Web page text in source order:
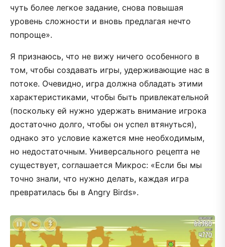
чуть более легкое задание, снова повышая
уровень сложности и вновь предлагая нечто
попроще».
Я признаюсь, что не вижу ничего особенного в
том, чтобы создавать игры, удерживающие нас в
потоке. Очевидно, игра должна обладать этими
характеристиками, чтобы быть привлекательной
(поскольку ей нужно удержать внимание игрока
достаточно долго, чтобы он успел втянуться),
однако это условие кажется мне необходимым,
но недостаточным. Универсального рецепта не
существует, соглашается Микрос: «Если бы мы
точно знали, что нужно делать, каждая игра
превратилась бы в Angry Birds».